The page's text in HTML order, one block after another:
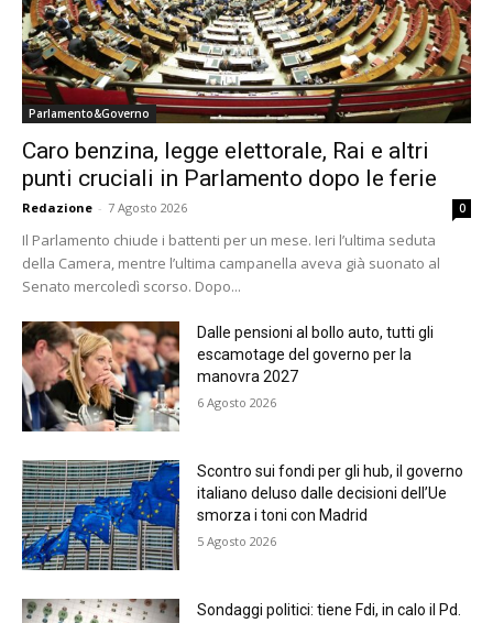
Parlamento&Governo
Caro benzina, legge elettorale, Rai e altri
punti cruciali in Parlamento dopo le ferie
Redazione - 7 Agosto 2026 0
Il Parlamento chiude i battenti per un mese. Ieri l’ultima seduta
della Camera, mentre l’ultima campanella aveva già suonato al
Senato mercoledì scorso. Dopo...
Dalle pensioni al bollo auto, tutti gli
escamotage del governo per la
manovra 2027
6 Agosto 2026
Scontro sui fondi per gli hub, il governo
italiano deluso dalle decisioni dell’Ue
smorza i toni con Madrid
5 Agosto 2026
Sondaggi politici: tiene Fdi, in calo il Pd.